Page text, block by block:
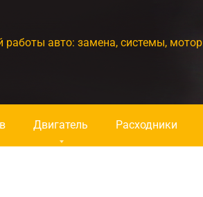
авто: замена, системы, мотор
Двигатель Расходники